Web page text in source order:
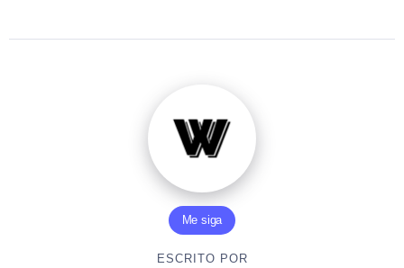
Me siga
ESCRITO POR